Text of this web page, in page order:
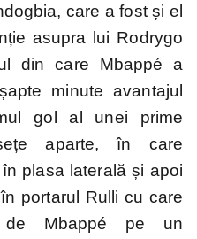
care a fost și el
asupra lui Rodrygo
din care Mbappé a
minute avantajul
gol al unei prime
aparte, în care
plasa laterală și apoi
portarul Rulli cu care
de Mbappé pe un